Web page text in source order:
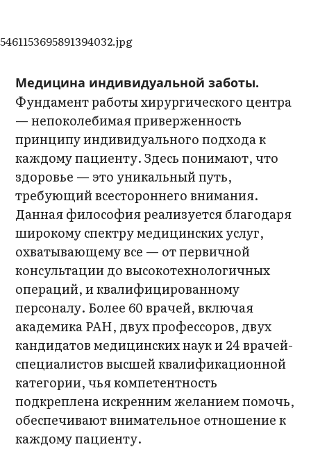
Медицина индивидуальной заботы.
Фундамент работы хирургического центра
— непоколебимая приверженность
принципу индивидуального подхода к
каждому пациенту. Здесь понимают, что
здоровье — это уникальный путь,
требующий всестороннего внимания.
Данная философия реализуется благодаря
широкому спектру медицинских услуг,
охватывающему все — от первичной
консультации до высокотехнологичных
операций, и квалифицированному
персоналу. Более 60 врачей, включая
академика РАН, двух профессоров, двух
кандидатов медицинских наук и 24 врачей-
специалистов высшей квалификационной
категории, чья компетентность
подкреплена искренним желанием помочь,
обеспечивают внимательное отношение к
каждому пациенту.